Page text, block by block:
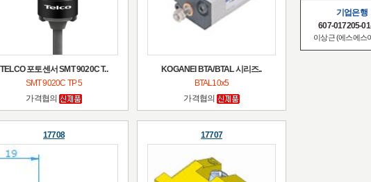
TELCO 포토센서 SMT 9020C T..
SMT 9020C TP 5
가격협의
KOGANEI BTA/BTAL 시리즈..
BTAL10x5
가격협의
17708 17707
기업은행
607-017205-
이상근 (에스에스